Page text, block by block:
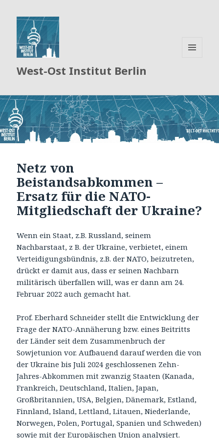
West-Ost Institut Berlin
Netz von
Beistandsabkommen –
Ersatz für die NATO-
Mitgliedschaft der Ukraine?
Wenn ein Staat, z.B. Russland, seinem
Nachbarstaat, z B. der Ukraine, verbietet, einem
Verteidigungsbündnis, z.B. der NATO, beizutreten,
drückt er damit aus, dass er seinen Nachbarn
militärisch überfallen will, was er dann am 24.
Februar 2022 auch gemacht hat.
Prof. Eberhard Schneider stellt die Entwicklung der
Frage der NATO-Annäherung bzw. eines Beitritts
der Länder seit dem Zusammenbruch der
Sowjetunion vor. Aufbauend darauf werden die von
der Ukraine bis Juli 2024 geschlossenen Zehn-
Jahres-Abkommen mit zwanzig Staaten (Kanada,
Frankreich, Deutschland, Italien, Japan,
Großbritannien, USA, Belgien, Dänemark, Estland,
Finnland, Island, Lettland, Litauen, Niederlande,
Norwegen, Polen, Portugal, Spanien und Schweden)
sowie mit der Europäischen Union analysiert.